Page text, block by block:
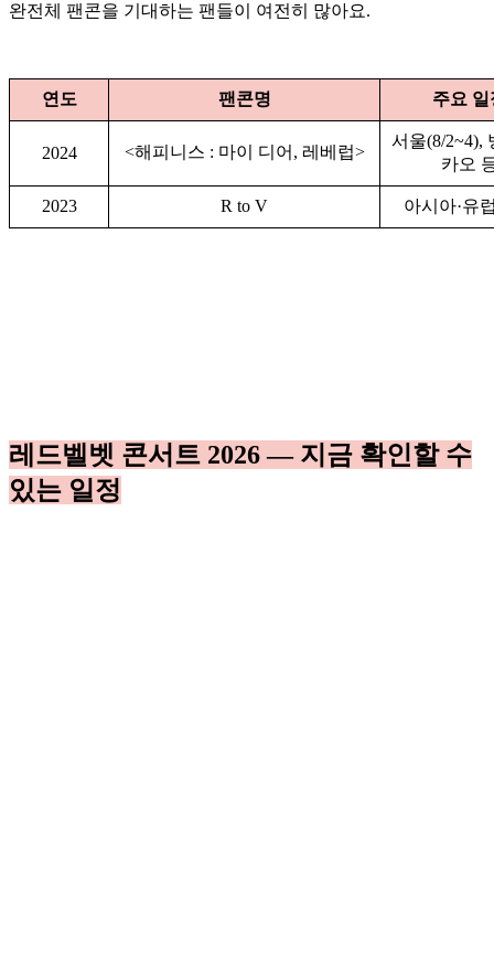
완전체 팬콘을 기대하는 팬들이 여전히 많아요.
연도 팬콘명 주요 일
2024 <해피니스 : 마이 디어, 레베럽>
서울(8/2~4),
카오
2023 R to V 아시아·유
레드벨벳 콘서트 2026 — 지금 확인할 수
있는 일정